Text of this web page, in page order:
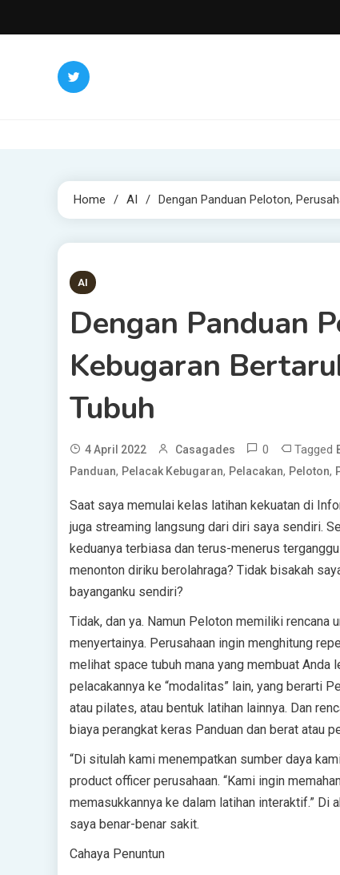
to
Home AI Dengan Panduan Peloton,
3 MINS READ
AI
Dengan Panduan
Kebugaran
Tubuh
4 April 2022 Casagades 0 Tagged
Panduan, Pelacak Kebugaran, Pelacakan, Peloton,
Saat saya memulai kelas latihan kekuatan di
juga streaming langsung dari diri saya sendiri.
keduanya terbiasa dan terus-menerus
menonton diriku berolahraga? Tidak bisakah
bayanganku sendiri?
Tidak, dan ya. Namun Peloton memiliki rencana
menyertainya. Perusahaan ingin menghitung
melihat space tubuh mana yang membuat
pelacakannya ke “modalitas” lain, yang berarti
atau pilates, atau bentuk latihan lainnya. Dan
biaya perangkat keras Panduan dan berat atau
“Di situlah kami menempatkan sumber daya
product officer perusahaan. “Kami ingin
memasukkannya ke dalam latihan interaktif.” Di
saya benar-benar sakit.
Cahaya Penuntun